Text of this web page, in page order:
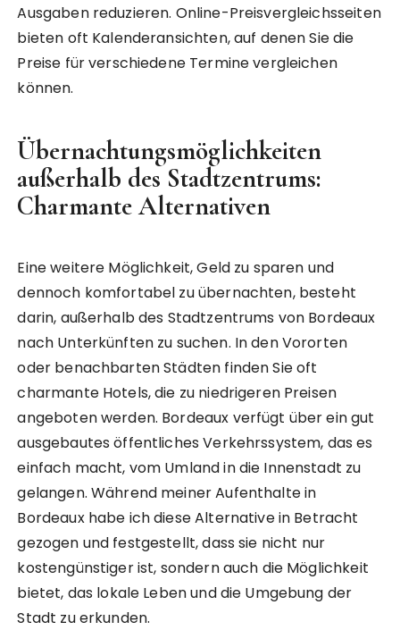
Ausgaben reduzieren. Online-Preisvergleichsseiten
bieten oft Kalenderansichten, auf denen Sie die
Preise für verschiedene Termine vergleichen
können.
Übernachtungsmöglichkeiten
außerhalb des Stadtzentrums:
Charmante Alternativen
Eine weitere Möglichkeit, Geld zu sparen und
dennoch komfortabel zu übernachten, besteht
darin, außerhalb des Stadtzentrums von Bordeaux
nach Unterkünften zu suchen. In den Vororten
oder benachbarten Städten finden Sie oft
charmante Hotels, die zu niedrigeren Preisen
angeboten werden. Bordeaux verfügt über ein gut
ausgebautes öffentliches Verkehrssystem, das es
einfach macht, vom Umland in die Innenstadt zu
gelangen. Während meiner Aufenthalte in
Bordeaux habe ich diese Alternative in Betracht
gezogen und festgestellt, dass sie nicht nur
kostengünstiger ist, sondern auch die Möglichkeit
bietet, das lokale Leben und die Umgebung der
Stadt zu erkunden.